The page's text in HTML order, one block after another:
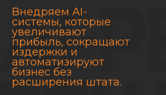
Внедряем AI-
системы, которые
увеличивают
прибыль, сокращают
издержки и
автоматизируют
бизнес без
расширения штата.